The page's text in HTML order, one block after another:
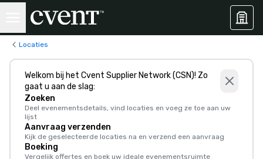
Locaties
Welkom bij het Cvent Supplier Network (CSN)! Zo
gaat u aan de slag:
Zoeken
Deel evenementsdetails, vind locaties en voeg ze toe aan uw
lijst
Aanvraag verzenden
Kijk de geselecteerde locaties na en verzend een aanvraag
Boeking
Vergelijk offertes en boek uw ideale evenementsruimte